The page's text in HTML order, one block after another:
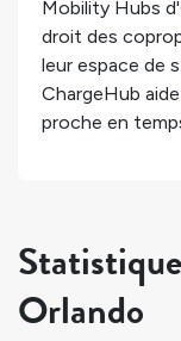
Mobility Hubs
droit des
leur espace de
ChargeHub
proche en
Orlando